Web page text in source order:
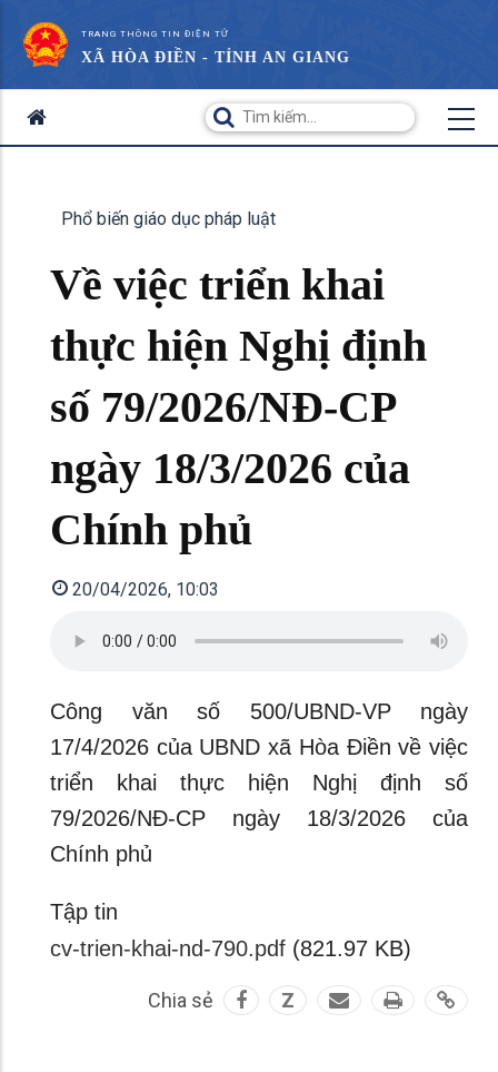
TRANG THÔNG TIN ĐIỆN TỬ
XÃ HÒA ĐIỀN - TỈNH AN GIANG
Phổ biến giáo dục pháp luật
Về việc triển khai
thực hiện Nghị định
số 79/2026/NĐ-CP
ngày 18/3/2026 của
Chính phủ
20/04/2026, 10:03
Công văn số 500/UBND-VP ngày
17/4/2026 của UBND xã Hòa Điền về việc
triển khai thực hiện Nghị định số
79/2026/NĐ-CP ngày 18/3/2026 của
Chính phủ
Tập tin
cv-trien-khai-nd-790.pdf (821.97 KB)
Chia sẻ Z